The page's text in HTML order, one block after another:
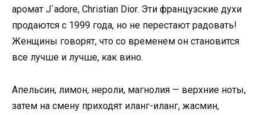
аромат J`adore, Christian Dior. Эти французские духи
продаются с 1999 года, но не перестают радовать!
Женщины говорят, что со временем он становится
все лучше и лучше, как вино.
Апельсин, лимон, нероли, магнолия — верхние ноты,
затем на смену приходят иланг-иланг, жасмин,